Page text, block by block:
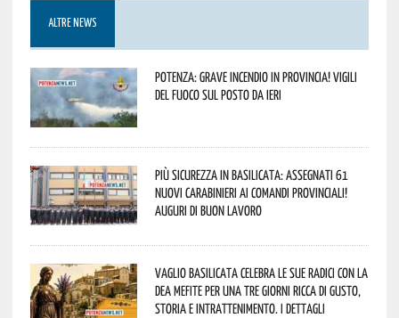
ALTRE NEWS
Potenza: grave incendio in Provincia! Vigili
del fuoco sul posto da ieri
Più sicurezza in Basilicata: assegnati 61
nuovi Carabinieri ai Comandi provinciali!
Auguri di buon lavoro
Vaglio Basilicata celebra le sue radici con la
Dea Mefite per una tre giorni ricca di gusto,
storia e intrattenimento. I dettagli